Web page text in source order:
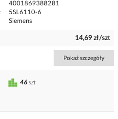
4001869388281
5SL6110-6
Siemens
14,69 zł/szt
Pokaż szczegóły
46 szt